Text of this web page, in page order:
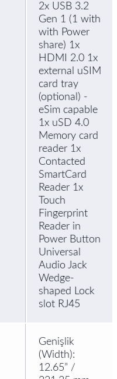
2x USB 3.2
Gen 1 (1 with
with Power
share) 1x
HDMI 2.0 1x
external uSIM
card tray
(optional) -
eSim capable
1x uSD 4.0
Memory card
reader 1x
Contacted
SmartCard
Reader 1x
Touch
Fingerprint
Reader in
Power Button
Universal
Audio Jack
Wedge-
shaped Lock
slot RJ45
Genişlik
(Width):
12.65” /